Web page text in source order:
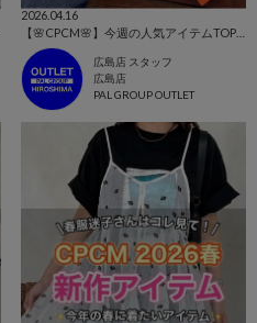
2026.04.16
【🌸CPCM🌸】今週の人気アイテムTOP10はコレ！👀
広島店 スタッフ
広島店
PAL GROUP OUTLET